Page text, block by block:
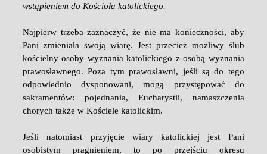
wstąpieniem do Kościoła katolickiego.
Najpierw trzeba zaznaczyć, że nie ma konieczności, aby
Pani zmieniała swoją wiarę. Jest przecież możliwy ślub
kościelny osoby wyznania katolickiego z osobą wyznania
prawosławnego. Poza tym prawosławni, jeśli są do tego
odpowiednio dysponowani, mogą przystępować do
sakramentów: pojednania, Eucharystii, namaszczenia
chorych także w Kościele katolickim.
Jeśli natomiast przyjęcie wiary katolickiej jest Pani
osobistym pragnieniem, to po przejściu okresu